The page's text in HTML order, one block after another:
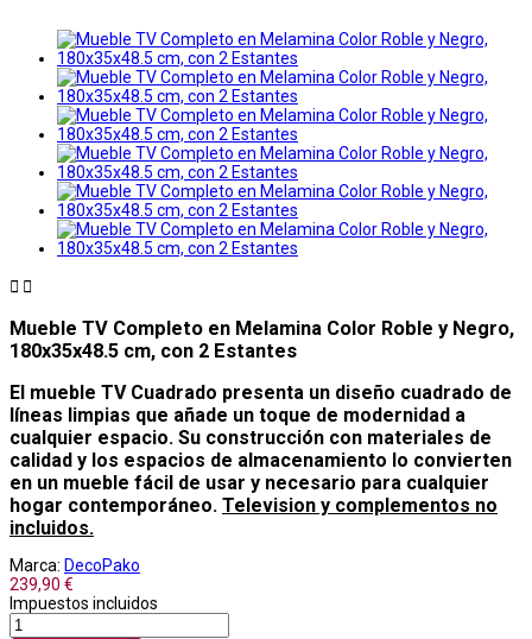
 
Mueble TV Completo en Melamina Color Roble y Negro,
180x35x48.5 cm, con 2 Estantes
El mueble TV Cuadrado presenta un diseño cuadrado de
líneas limpias que añade un toque de modernidad a
cualquier espacio. Su construcción con materiales de
calidad y los espacios de almacenamiento lo convierten
en un mueble fácil de usar y necesario para cualquier
hogar contemporáneo. Television y complementos no
incluidos.
Marca: DecoPako
239,90 €
Impuestos incluidos